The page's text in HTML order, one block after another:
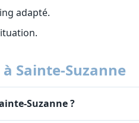
adapté.
Sainte-Suzanne
Suzanne ?